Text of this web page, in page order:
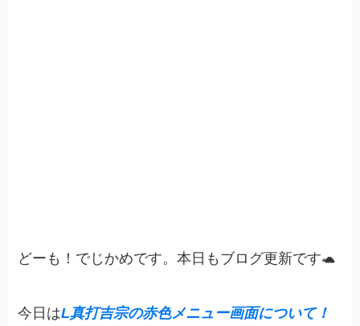
どーも！でじかめです。本日もブログ更新です🐢
今日はL真打吉宗の赤色メニュー画面について！